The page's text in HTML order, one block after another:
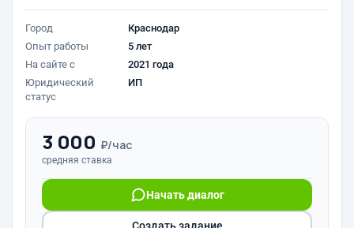
Город
Краснодар
Опыт работы
5 лет
На сайте с
2021 года
Юридический
статус
ИП
3 000 ₽/час
средняя ставка
Начать диалог
Создать задание